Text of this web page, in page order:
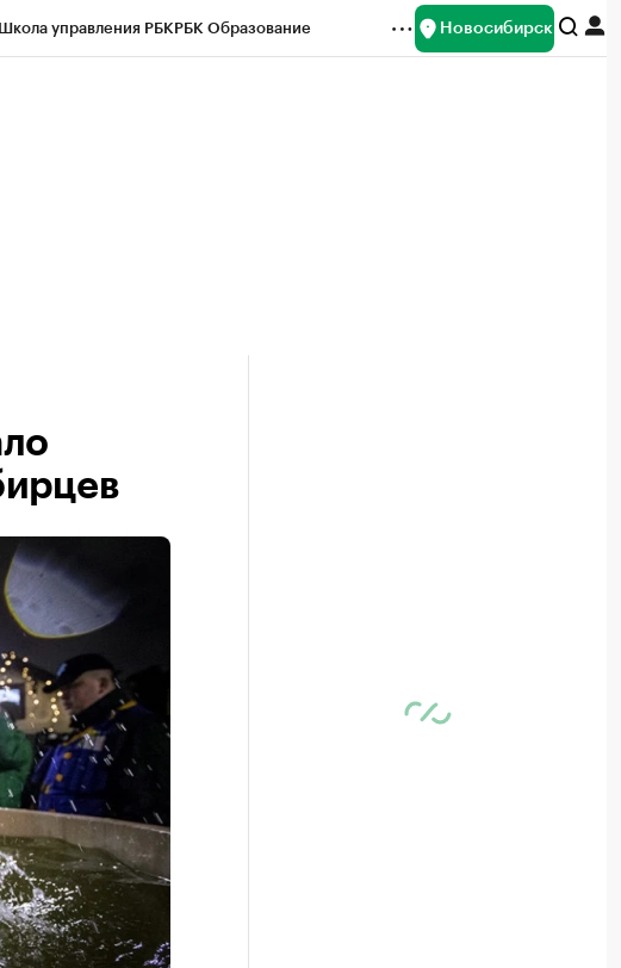
Школа управления РБКРБК Образование Новосибирск